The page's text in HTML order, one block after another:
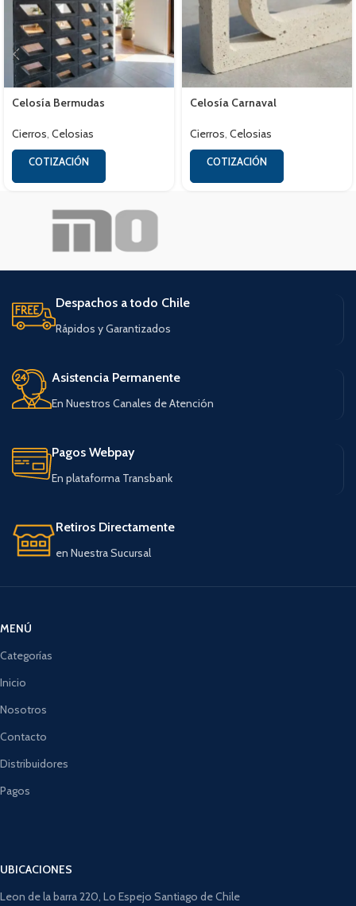
Celosía Bermudas
Cierros, Celosias
COTIZACIÓN
Celosía Carnaval
Cierros, Celosias
COTIZACIÓN
Despachos a todo Chile
Rápidos y Garantizados
Asistencia Permanente
En Nuestros Canales de Atención
Pagos Webpay
En plataforma Transbank
Retiros Directamente
en Nuestra Sucursal
MENÚ
Categorías
Inicio
Nosotros
Contacto
Distribuidores
Pagos
UBICACIONES
Leon de la barra 220, Lo Espejo Santiago de Chile